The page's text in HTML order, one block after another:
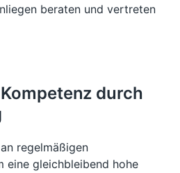
beraten und vertreten
durch
regelmäßigen
eine gleichbleibend hohe